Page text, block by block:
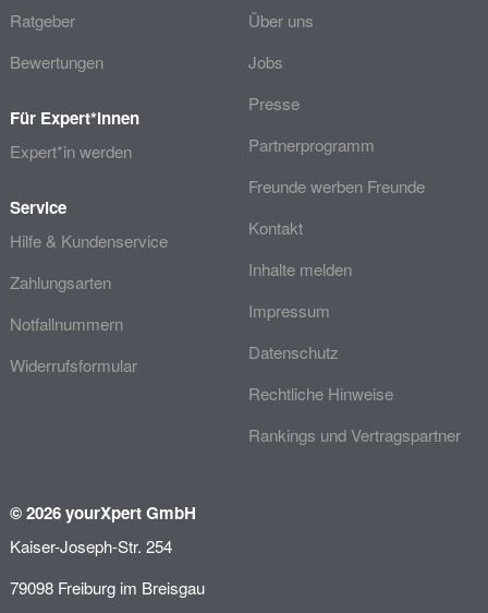
Ratgeber
Bewertungen
Für Expert*innen
Expert*in werden
Service
Hilfe & Kundenservice
Zahlungsarten
Notfallnummern
Widerrufsformular
Über uns
Jobs
Presse
Partnerprogramm
Freunde werben Freunde
Kontakt
Inhalte melden
Impressum
Datenschutz
Rechtliche Hinweise
Rankings und Vertragspartner
© 2026 yourXpert GmbH
Kaiser-Joseph-Str. 254
79098 Freiburg im Breisgau